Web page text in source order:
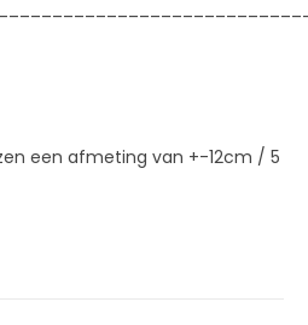
een afmeting van +-12cm / 5